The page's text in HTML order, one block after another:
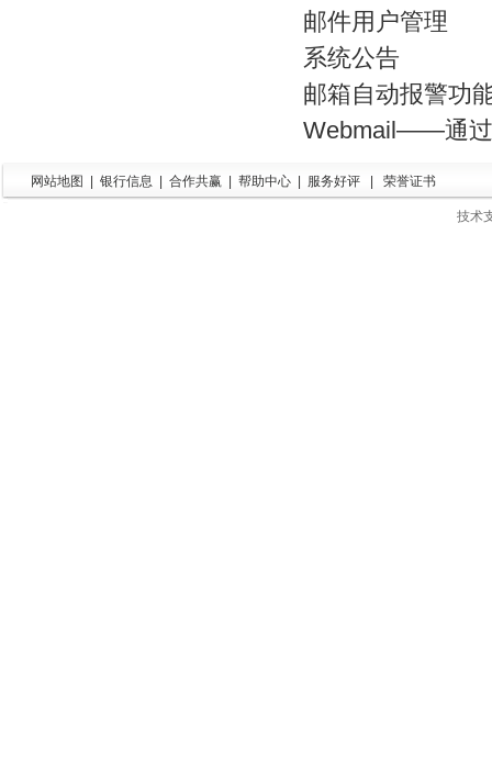
邮件用户管理
系统公告
邮箱自动报警功
Webmail——通过
网站地图 银行信息 合作共赢| 帮助中心| 服务好评| 荣誉证书
技术